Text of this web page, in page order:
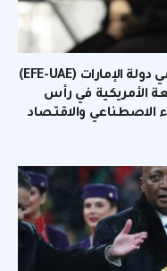
مؤسسة التعليم من أجل التوظيف في دولة الإمارات (EFE-UAE)
2026» في الجامعة الأمريكية في رأس
الاصطناعي والاقتصاد